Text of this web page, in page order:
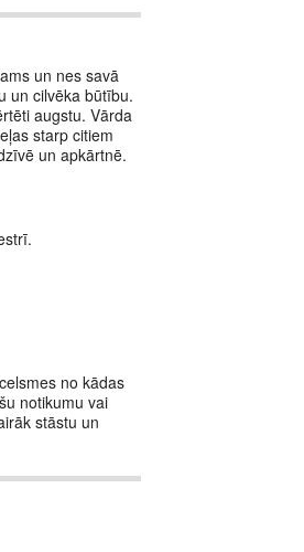
un nes savā
un cilvēka būtību.
augstu. Vārda
starp citiem
un apkārtnē.
no kādas
notikumu vai
stāstu un